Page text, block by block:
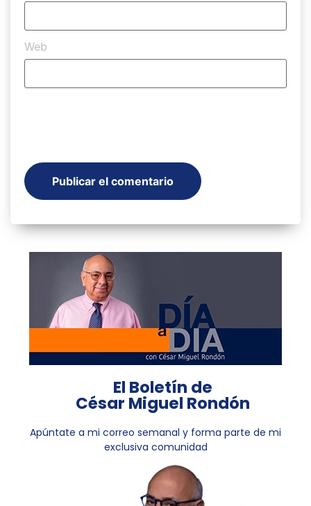
Web
El Boletín de
César Miguel Rondón
Apúntate a mi correo semanal y forma parte de mi
exclusiva comunidad